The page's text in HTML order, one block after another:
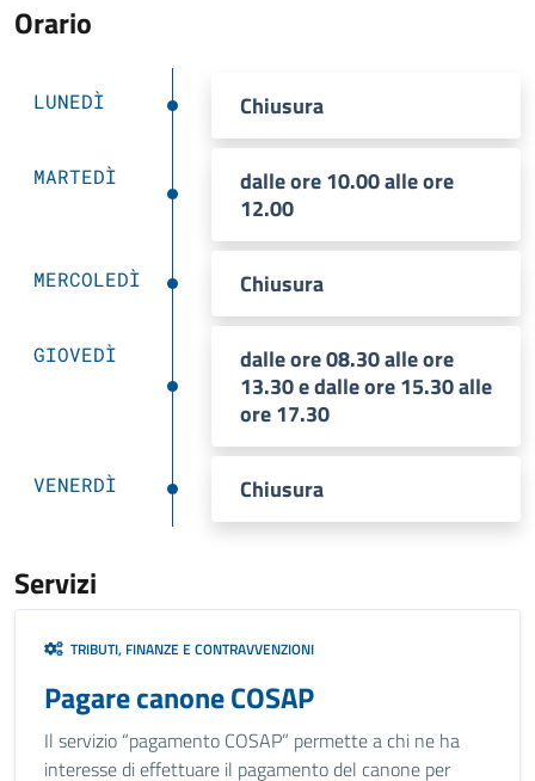
Orario
LUNEDÌ Chiusura
MARTEDÌ
dalle ore 10.00 alle ore
12.00
MERCOLEDÌ Chiusura
GIOVEDÌ
dalle ore 08.30 alle ore
13.30 e dalle ore 15.30 alle
ore 17.30
VENERDÌ Chiusura
Servizi
TRIBUTI, FINANZE E CONTRAVVENZIONI
Pagare canone COSAP
Il servizio “pagamento COSAP” permette a chi ne ha
interesse di effettuare il pagamento del canone per